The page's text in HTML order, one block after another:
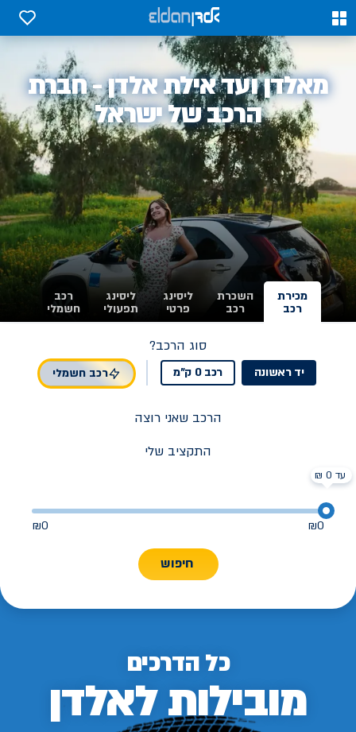
0
0
אלדן
מאלדן ועד אילת אלדן - חברת
הרכב של ישראל
מכירת
רכב
השכרת
רכב
ליסינג
פרטי
ליסינג
תפעולי
רכב
חשמלי
סוג הרכב?
יד ראשונה רכב 0 ק"מ רכב חשמלי
הרכב שאני רוצה
התקציב שלי
₪0
₪0
חיפוש
כל הדרכים
מובילות לאלדן
עד 0 ₪